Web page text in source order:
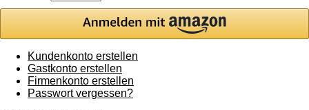
Ergebnis
auszuwählen.
Eingabetaste,
zum
ausgewählten
Kundenkonto erstellen
Gastkonto erstellen
Firmenkonto erstellen
Passwort vergessen?